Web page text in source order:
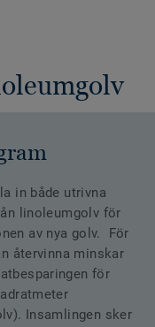
in både utrivna
linoleumgolv för
av nya golv. För
återvinna minskar
för
Insamlingen sker